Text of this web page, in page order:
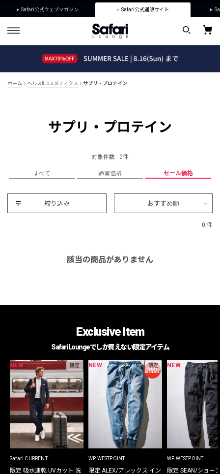
Safari公式ウェブマガジン Safari公式通販サイト
ホーム ヘルス&コスメティクス サプリ・プロテイン
サプリ・プロテイン
対象件数 : 0件
すべて 通常価格 セール価格
絞り込み おすすめ順
0 件
該当の商品がありません
Exclusive Item
Safari Loungeでしか買えない限定アイテム
NEW 限定
Safari CURRENT
限定 吸水速乾 UVカット 洗
NEW 限定
WP WESTPOINT
限定 ALEX/アレックス イン
NEW
WP WESTPOINT
限定 SEAN/ショー